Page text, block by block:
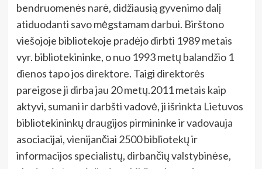
bendruomenės narė, didžiausią gyvenimo dalį
atiduodanti savo mėgstamam darbui. Birštono
viešojoje bibliotekoje pradėjo dirbti 1989 metais
vyr. bibliotekininke, o nuo 1993 metų balandžio 1
dienos tapo jos direktore. Taigi direktorės
pareigose ji dirba jau 20 metų.2011 metais kaip
aktyvi, sumani ir darbšti vadovė, ji išrinkta Lietuvos
bibliotekininkų draugijos pirmininke ir vadovauja
asociacijai, vienijančiai 2500 bibliotekų ir
informacijos specialistų, dirbančių valstybinėse,